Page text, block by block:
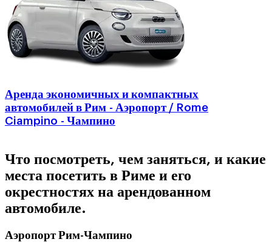
Аренда экономичных и компактных
автомобилей в Рим - Аэропорт / Rome
Ciampino - Чампино
Что посмотреть, чем заняться, и какие
места посетить в Риме и его
окрестностях на арендованном
автомобиле.
Аэропорт Рим-Чампино